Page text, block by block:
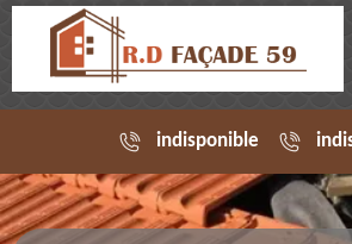
indisponible